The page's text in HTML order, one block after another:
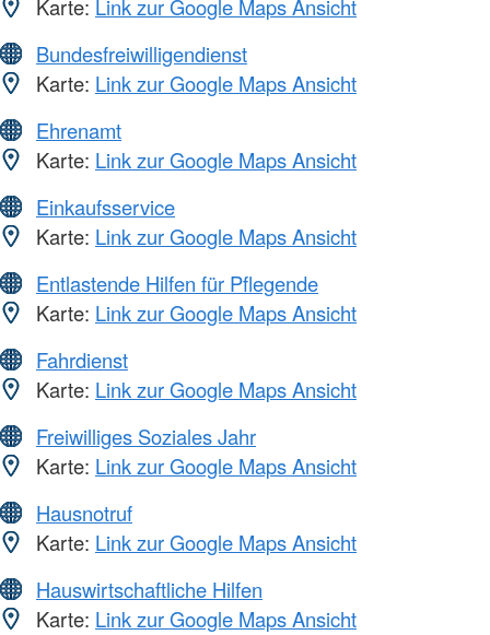
Karte: Link zur Google Maps Ansicht
Bundesfreiwilligendienst
Karte: Link zur Google Maps Ansicht
Ehrenamt
Karte: Link zur Google Maps Ansicht
Einkaufsservice
Karte: Link zur Google Maps Ansicht
Entlastende Hilfen für Pflegende
Karte: Link zur Google Maps Ansicht
Fahrdienst
Karte: Link zur Google Maps Ansicht
Freiwilliges Soziales Jahr
Karte: Link zur Google Maps Ansicht
Hausnotruf
Karte: Link zur Google Maps Ansicht
Hauswirtschaftliche Hilfen
Karte: Link zur Google Maps Ansicht